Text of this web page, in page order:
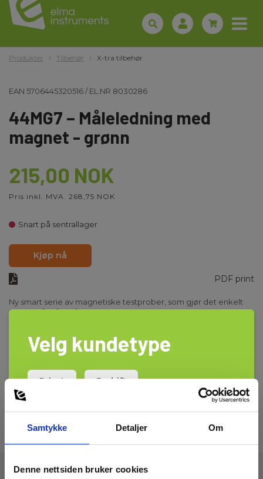
Samtykke Detaljer Om
Denne nettsiden bruker cookies
Produkter Tilbehør X-tra tilbehør
EAN 5706445320516/EL.NR 8030286
44MG7 – Måleledning med
magnet - grønn
215,00 NOK
Pris inkl. MVA. 268,75 NOK
Snart på sentrallager
Kjøp nå
PDF print
Ny smart serie av magnetiske testprober, som gjør det enkelt
og raskt å måle på f. eks automater og kombivern
Ledningen er 25 cm lange, og har 4mm bananstikk. 12A /
0,75mm2
Les mer
Velg kundetype
Privat Bedrift